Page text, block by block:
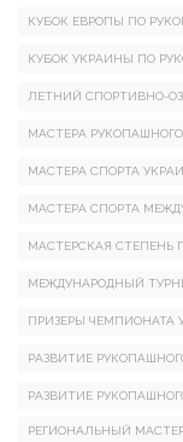
КУБОК ЕВРОПЫ ПО
КУБОК УКРАИНЫ ПО
ЛЕТНИЙ СПОРТИВНО-
МАСТЕРА
МАСТЕРА СПОРТА
МАСТЕРА СПОРТА
МАСТЕРСКАЯ
МЕЖДУНАРОДНЫЙ
ПРИЗЕРЫ
РАЗВИТИЕ
РАЗВИТИЕ
РЕГИОНАЛЬНЫЙ